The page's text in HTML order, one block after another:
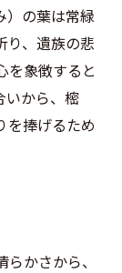
）の葉は常緑
り、遺族の悲
を象徴すると
いから、樒
を捧げるため
かさから、